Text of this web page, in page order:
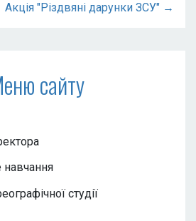
Акція "Різдвяні дарунки ЗСУ" →
сайту
навчання
студії